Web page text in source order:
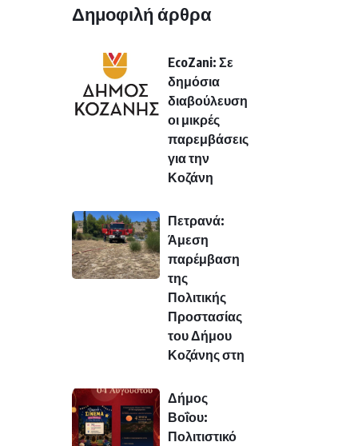
Δημοφιλή άρθρα
EcoZani: Σε
δημόσια
διαβούλευση
οι μικρές
παρεμβάσεις
για την
Κοζάνη
Πετρανά:
Άμεση
παρέμβαση
της
Πολιτικής
Προστασίας
του Δήμου
Κοζάνης στη
Δήμος
Βοΐου:
Πολιτιστικό